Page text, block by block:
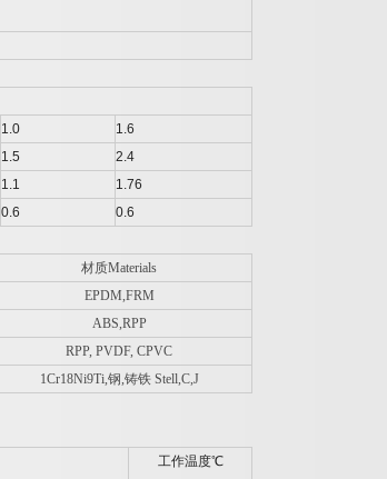
1.0
1.6
1.5
2.4
1.1
1.76
0.6
0.6
材质Materials
EPDM,FRM
ABS,RPP
RPP, PVDF, CPVC
1Cr18Ni9Ti,钢,铸铁 Stell,C,J
工作温度℃